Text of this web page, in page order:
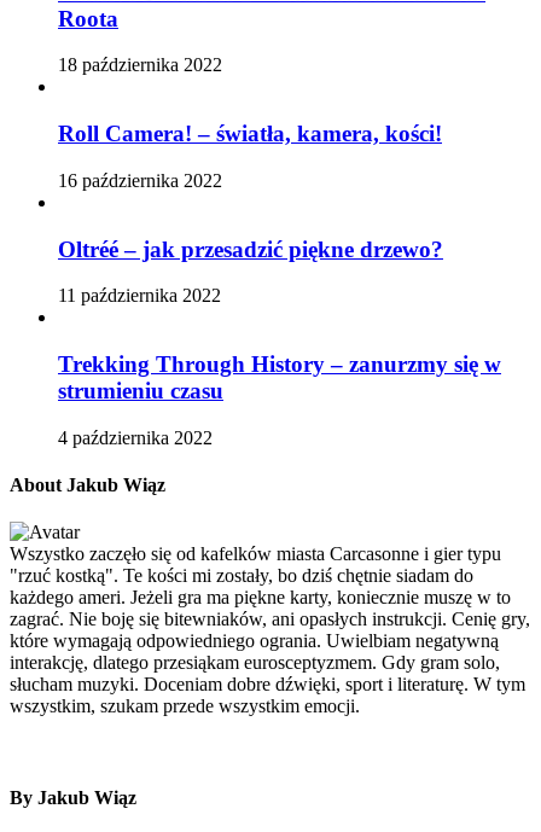
Roota
18 października 2022
Roll Camera! – światła, kamera, kości!
16 października 2022
Oltréé – jak przesadzić piękne drzewo?
11 października 2022
Trekking Through History – zanurzmy się w
strumieniu czasu
4 października 2022
About Jakub Wiąz
Wszystko zaczęło się od kafelków miasta Carcasonne i gier typu
"rzuć kostką". Te kości mi zostały, bo dziś chętnie siadam do
każdego ameri. Jeżeli gra ma piękne karty, koniecznie muszę w to
zagrać. Nie boję się bitewniaków, ani opasłych instrukcji. Cenię gry,
które wymagają odpowiedniego ogrania. Uwielbiam negatywną
interakcję, dlatego przesiąkam eurosceptyzmem. Gdy gram solo,
słucham muzyki. Doceniam dobre dźwięki, sport i literaturę. W tym
wszystkim, szukam przede wszystkim emocji.
By Jakub Wiąz